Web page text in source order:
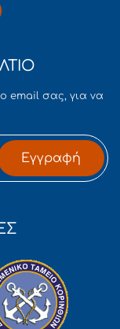
email σας, για να
Εγγραφή